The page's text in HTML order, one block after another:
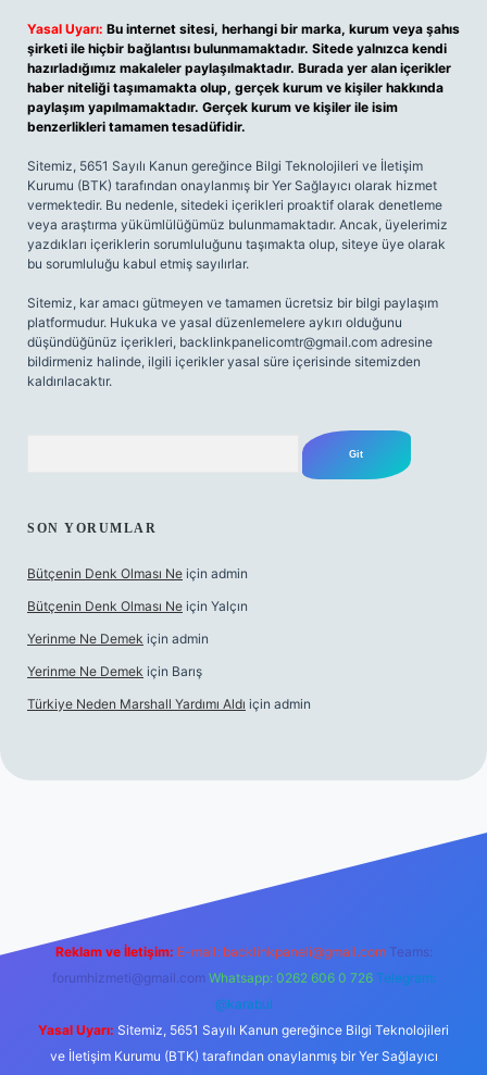
Yasal Uyarı: Bu internet sitesi, herhangi bir marka, kurum veya şahıs
şirketi ile hiçbir bağlantısı bulunmamaktadır. Sitede yalnızca kendi
hazırladığımız makaleler paylaşılmaktadır. Burada yer alan içerikler
haber niteliği taşımamakta olup, gerçek kurum ve kişiler hakkında
paylaşım yapılmamaktadır. Gerçek kurum ve kişiler ile isim
benzerlikleri tamamen tesadüfidir.
Sitemiz, 5651 Sayılı Kanun gereğince Bilgi Teknolojileri ve İletişim
Kurumu (BTK) tarafından onaylanmış bir Yer Sağlayıcı olarak hizmet
vermektedir. Bu nedenle, sitedeki içerikleri proaktif olarak denetleme
veya araştırma yükümlülüğümüz bulunmamaktadır. Ancak, üyelerimiz
yazdıkları içeriklerin sorumluluğunu taşımakta olup, siteye üye olarak
bu sorumluluğu kabul etmiş sayılırlar.
Sitemiz, kar amacı gütmeyen ve tamamen ücretsiz bir bilgi paylaşım
platformudur. Hukuka ve yasal düzenlemelere aykırı olduğunu
düşündüğünüz içerikleri, backlinkpanelicomtr@gmail.com adresine
bildirmeniz halinde, ilgili içerikler yasal süre içerisinde sitemizden
kaldırılacaktır.
SON YORUMLAR
Bütçenin Denk Olması Ne için admin
Bütçenin Denk Olması Ne için Yalçın
Yerinme Ne Demek için admin
Yerinme Ne Demek için Barış
Türkiye Neden Marshall Yardımı Aldı için admin
hiltonbet yeni giriş
Reklam ve İletişim: E-mail: backlinkpaneli@gmail.com Teams:
forumhizmeti@gmail.com Whatsapp: 0262 606 0 726 Telegram:
@karabul
Yasal Uyarı: Sitemiz, 5651 Sayılı Kanun gereğince Bilgi Teknolojileri
ve İletişim Kurumu (BTK) tarafından onaylanmış bir Yer Sağlayıcı